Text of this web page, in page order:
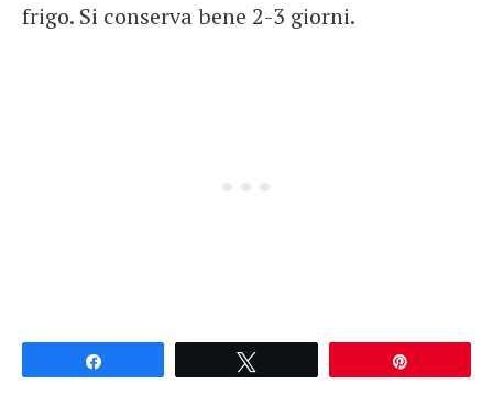
frigo. Si conserva bene 2-3 giorni.